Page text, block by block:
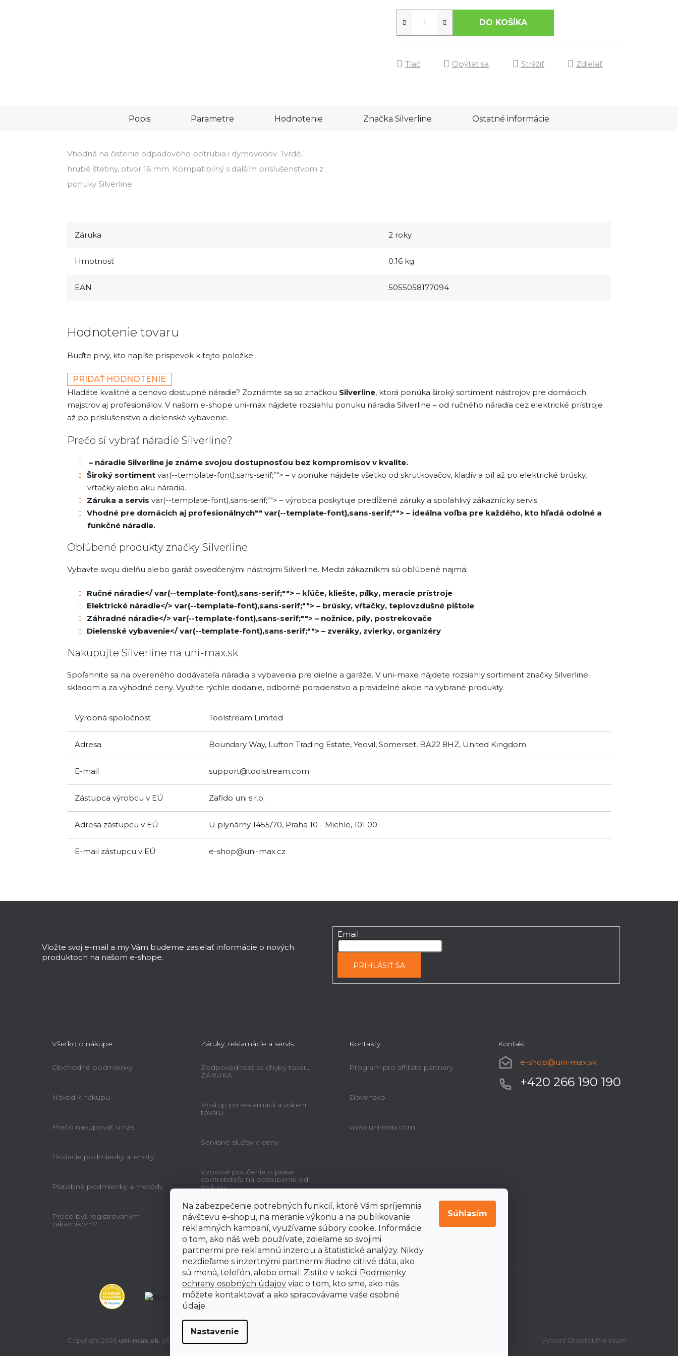
Na zabezpečenie potrebných funkcií, ktoré Vám spríjemnia
návštevu e-shopu, na meranie výkonu a na publikovanie
reklamných kampaní, využívame súbory cookie. Informácie
o tom, ako náš web používate, zdieľame so svojimi
partnermi pre reklamnú inzerciu a štatistické analýzy. Nikdy
nezdieľame s inzertnými partnermi žiadne citlivé dáta, ako
sú mená, telefón, alebo email. Zistite v sekcii Podmienky
ochrany osobných údajov viac o tom, kto sme, ako nás
môžete kontaktovať a ako spracovávame vaše osobné
údaje.
Nastavenie
Súhlasím
DO KOŠÍKA
Tlač Opýtať sa Strážiť Zdieľať
Popis Parametre Hodnotenie Značka Silverline Ostatné informácie
Vhodná na čistenie odpadového potrubia i dymovodov. Tvrdé,
hrubé štetiny, otvor 16 mm. Kompatibilný s ďalším príslušenstvom z
ponuky Silverline.
Záruka 2 roky
Hmotnosť 0.16 kg
EAN 5055058177094
Hodnotenie tovaru
Buďte prvý, kto napíše príspevok k tejto položke.
PRIDAŤ HODNOTENIE
Hľadáte kvalitné a cenovo dostupné náradie? Zoznámte sa so značkou Silverline, ktorá ponúka široký sortiment nástrojov pre domácich
majstrov aj profesionálov. V našom e-shope uni-max nájdete rozsiahlu ponuku náradia Silverline – od ručného náradia cez elektrické prístroje
až po príslušenstvo a dielenské vybavenie.
Prečo si vybrať náradie Silverline?
– náradie Silverline je známe svojou dostupnosťou bez kompromisov v kvalite.
Široký sortiment var(--template-font),sans-serif;""> – v ponuke nájdete všetko od skrutkovačov, kladív a píl až po elektrické brúsky,
vŕtačky alebo aku náradia.
Záruka a servis var(--template-font),sans-serif;""> – výrobca poskytuje predĺžené záruky a spoľahlivý zákaznícky servis.
Vhodné pre domácich aj profesionálnych"" var(--template-font),sans-serif;""> – ideálna voľba pre každého, kto hľadá odolné a
funkčné náradie.
Obľúbené produkty značky Silverline
Vybavte svoju dielňu alebo garáž osvedčenými nástrojmi Silverline. Medzi zákazníkmi sú obľúbené najmä:
Ručné náradie</ var(--template-font),sans-serif;""> – kľúče, kliešte, pílky, meracie prístroje
Elektrické náradie</> var(--template-font),sans-serif;""> – brúsky, vŕtačky, teplovzdušné pištole
Záhradné náradie</> var(--template-font),sans-serif;""> – nožnice, píly, postrekovače
Dielenské vybavenie</ var(--template-font),sans-serif;""> – zveráky, zvierky, organizéry
Nakupujte Silverline na uni-max.sk
Spoľahnite sa na overeného dodávateľa náradia a vybavenia pre dielne a garáže. V uni-maxe nájdete rozsiahly sortiment značky Silverline
skladom a za výhodné ceny. Využite rýchle dodanie, odborné poradenstvo a pravidelné akcie na vybrané produkty.
Výrobná spoločnosť Toolstream Limited
Adresa Boundary Way, Lufton Trading Estate, Yeovil, Somerset, BA22 8HZ, United Kingdom
E-mail support@toolstream.com
Zástupca výrobcu v EÚ Zafido uni s.r.o.
Adresa zástupcu v EÚ U plynárny 1455/70, Praha 10 - Michle, 101 00
E-mail zástupcu v EÚ e-shop@uni-max.cz
Vložte svoj e-mail a my Vám budeme zasielať informácie o nových
produktoch na našom e-shope.
Email
PRIHLÁSIŤ SA
Všetko o nákupe
Obchodné podmienky
Návod k nákupu
Prečo nakupovať u nás
Dodacie podmienky a lehoty
Platobné podmienky a metódy
Prečo byť registrovaným
zákazníkom?
Záruky, reklamácie a servis
Zodpovednosť za chyby tovaru -
ZÁRUKA
Postup pri reklamácii a vrátení
tovaru
Servisné služby a ceny
Vzorové poučenie o práve
spotrebiteľa na odstúpenie od
zmluvy
Kontakty
Program pro affiliate partnery
Slovensko
www.uni-max.com
Kontakt
e-shop@uni-max.sk
+420 266 190 190
Vytvoril Shoptet Premium
Copyright 2026 uni-max.sk. Všetky práva vyhradené. Upraviť nastavenie cookies